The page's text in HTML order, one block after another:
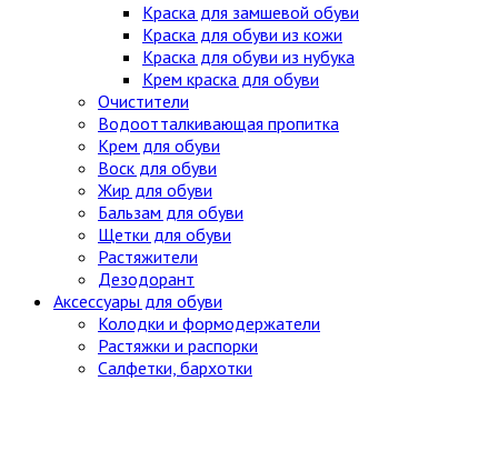
Краска для замшевой обуви
Краска для обуви из кожи
Краска для обуви из нубука
Крем краска для обуви
Очистители
Водоотталкивающая пропитка
Крем для обуви
Воск для обуви
Жир для обуви
Бальзам для обуви
Щетки для обуви
Растяжители
Дезодорант
Аксессуары для обуви
Колодки и формодержатели
Растяжки и распорки
Салфетки, бархотки